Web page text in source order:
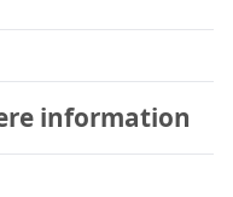
information